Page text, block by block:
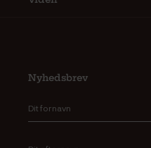
Nyhedsbrev